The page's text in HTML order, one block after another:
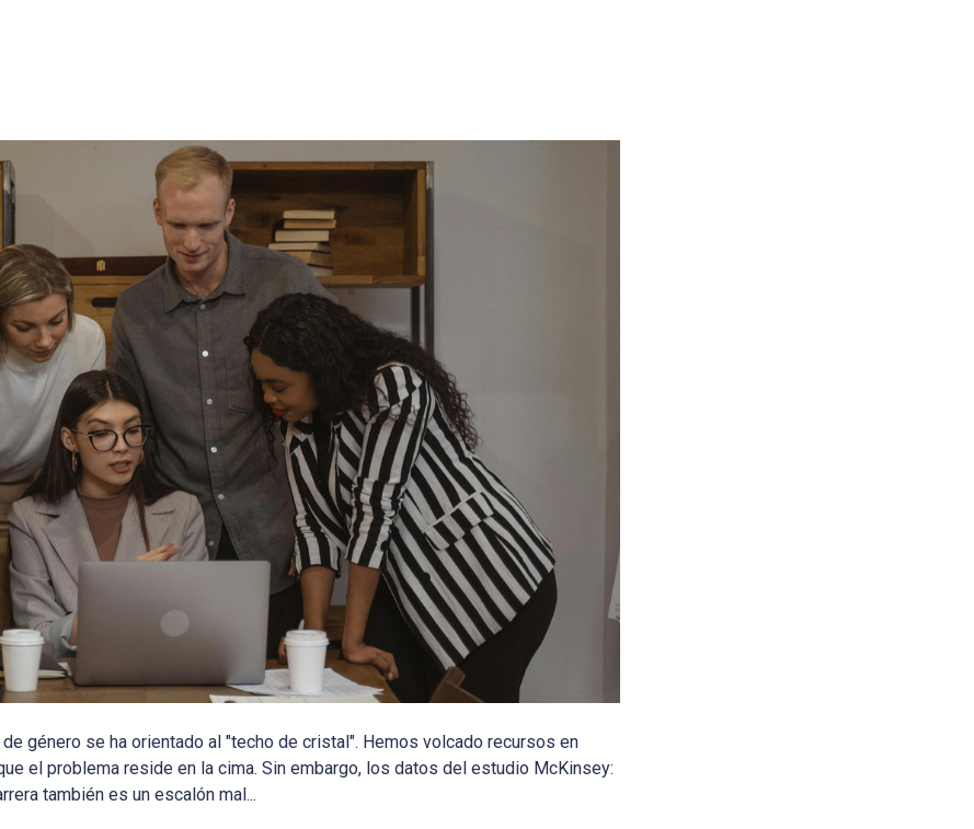
género se ha orientado al "techo de cristal". Hemos volcado recursos en
el problema reside en la cima. Sin embargo, los datos del estudio McKinsey:
también es un escalón mal...